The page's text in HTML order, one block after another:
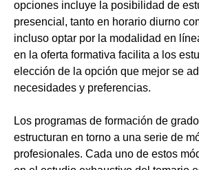
opciones incluye la posibilidad de
presencial, tanto en horario diurno
incluso optar por la modalidad en
en la oferta formativa facilita a los
elección de la opción que mejor se
necesidades y preferencias.
Los programas de formación de
estructuran en torno a una serie de
profesionales. Cada uno de estos